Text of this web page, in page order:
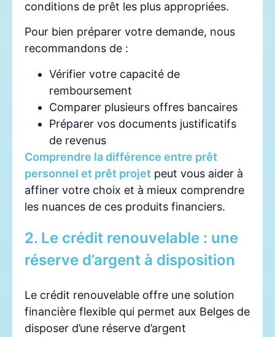
conditions de prêt les plus appropriées.
Pour bien préparer votre demande, nous
recommandons de :
Vérifier votre capacité de
remboursement
Comparer plusieurs offres bancaires
Préparer vos documents justificatifs
de revenus
Comprendre la différence entre prêt
personnel et prêt projet peut vous aider à
affiner votre choix et à mieux comprendre
les nuances de ces produits financiers.
2. Le crédit renouvelable : une
réserve d’argent à disposition
Le crédit renouvelable offre une solution
financière flexible qui permet aux Belges de
disposer d’une réserve d’argent